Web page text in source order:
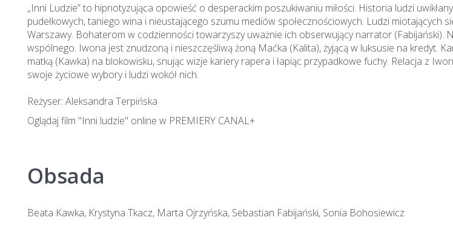
„Inni Ludzie” to hipnotyzująca opowieść o desperackim poszukiwaniu miłości. Historia ludzi
pudełkowych, taniego wina i nieustającego szumu mediów społecznościowych. Ludzi miotających
Warszawy. Bohaterom w codzienności towarzyszy uważnie ich obserwujący narrator
wspólnego. Iwona jest znudzoną i nieszczęśliwą żoną Maćka (Kalita), żyjącą w luksusie na kredyt.
matką (Kawka) na blokowisku, snując wizje kariery rapera i łapiąc przypadkowe fuchy. Relacja z
swoje życiowe wybory i ludzi wokół nich.
Reżyser: Aleksandra Terpińska
Oglądaj film "Inni ludzie" online w PREMIERY CANAL+
Obsada
Beata Kawka, Krystyna Tkacz, Marta Ojrzyńska, Sebastian Fabijański, Sonia Bohosiewicz